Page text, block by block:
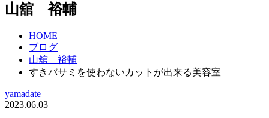
山舘 裕輔
HOME
ブログ
山舘 裕輔
すきバサミを使わないカットが出来る美容室
yamadate
2023.06.03